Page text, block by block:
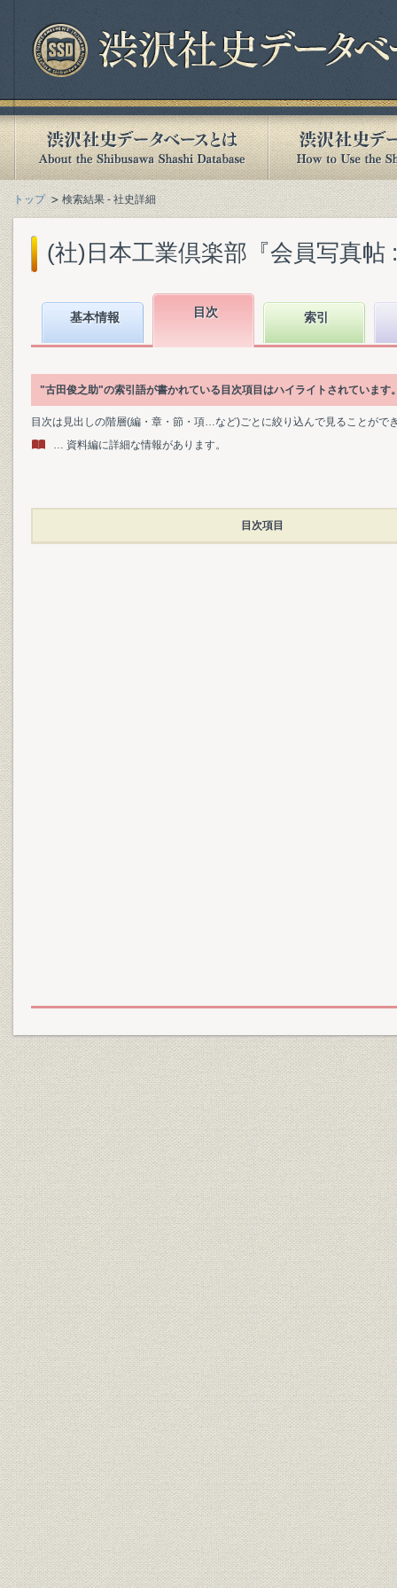
トップ 検索結果 - 社史詳細
(社)日本工業倶楽部『会員写真帖
基本情報 目次 索引
"古田俊之助"の索引語が書かれている目次項目はハイライトされています
目次は見出しの階層(編・章・節・項…など)ごとに絞り込んで見ることがで
… 資料編に詳細な情報があります。
目次項目